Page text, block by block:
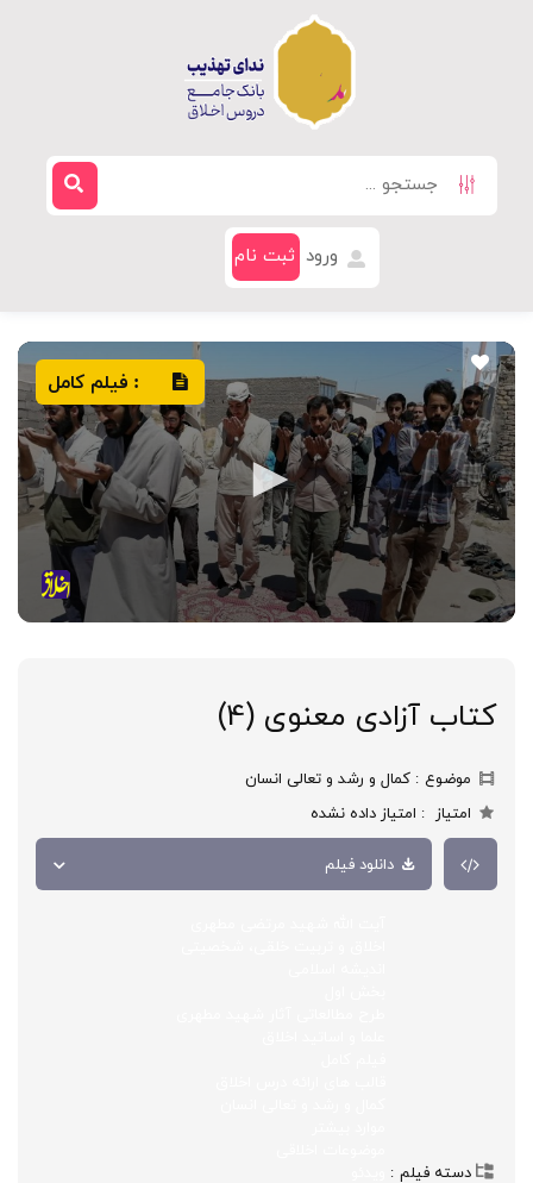
ورود ثبت نام
: فیلم کامل
کتاب آزادی معنوی (4)
موضوع
کمال و رشد و تعالی انسان
امتیاز
امتیاز داده نشده
دانلود فیلم
دسته فیلم